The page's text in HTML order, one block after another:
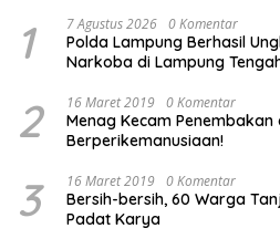
1 7 Agustus 2026 0 Komentar
Polda Lampung Berhasil
Narkoba di Lampung
2 16 Maret 2019 0 Komentar
Menag Kecam Penembakan
Berperikemanusiaan!
3 16 Maret 2019 0 Komentar
Bersih-bersih, 60 Warga
Padat Karya